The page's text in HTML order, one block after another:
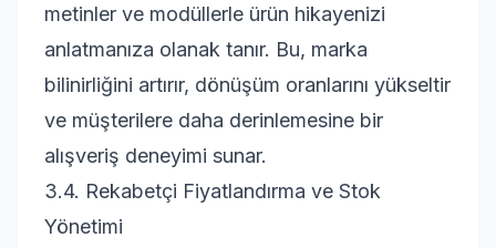
metinler ve modüllerle ürün hikayenizi
anlatmanıza olanak tanır. Bu, marka
bilinirliğini artırır, dönüşüm oranlarını yükseltir
ve müşterilere daha derinlemesine bir
alışveriş deneyimi sunar.
3.4. Rekabetçi Fiyatlandırma ve Stok
Yönetimi